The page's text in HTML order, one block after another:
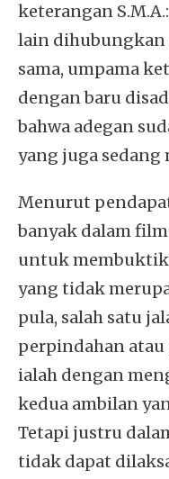
keterangan
lain dihubungkan
sama, umpama
dengan baru
bahwa adegan
yang juga sedang
Menurut
banyak dalam
untuk
yang tidak
pula, salah satu
perpindahan
ialah dengan
kedua ambilan
Tetapi justru
tidak dapat